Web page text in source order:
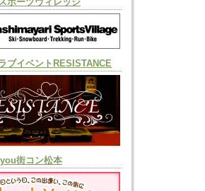
ブイベントRESISTANCE
街コン松本